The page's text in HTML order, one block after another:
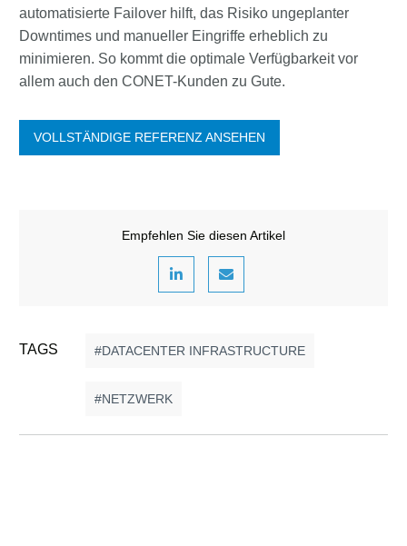
automatisierte Failover hilft, das Risiko ungeplanter
Downtimes und manueller Eingriffe erheblich zu
minimieren. So kommt die optimale Verfügbarkeit vor
allem auch den CONET-Kunden zu Gute.
VOLLSTÄNDIGE REFERENZ ANSEHEN
Empfehlen Sie diesen Artikel
TAGS DATACENTER INFRASTRUCTURE
NETZWERK